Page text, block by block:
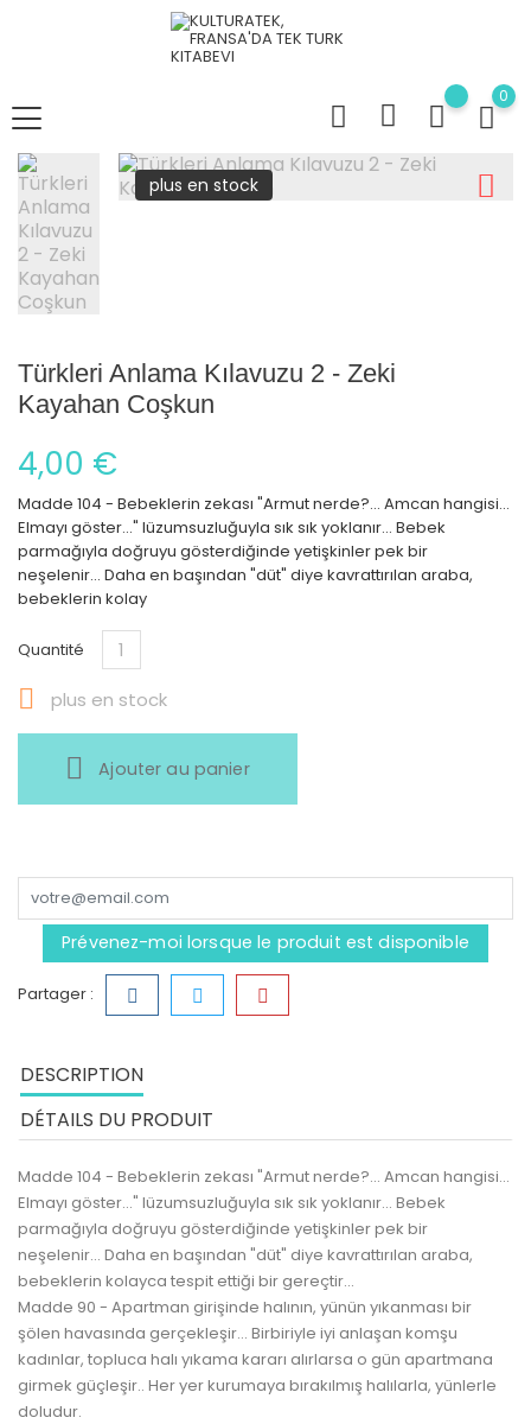
0
plus en stock
Türkleri Anlama Kılavuzu 2 - Zeki
Kayahan Coşkun
4,00 €
Madde 104 - Bebeklerin zekası "Armut nerde?... Amcan hangisi...
Elmayı göster..." lüzumsuzluğuyla sık sık yoklanır... Bebek
parmağıyla doğruyu gösterdiğinde yetişkinler pek bir
neşelenir... Daha en başından "düt" diye kavrattırılan araba,
bebeklerin kolay
Quantité
 plus en stock
Ajouter au panier
Prévenez-moi lorsque le produit est disponible
Partager :
DESCRIPTION
DÉTAILS DU PRODUIT
Madde 104 - Bebeklerin zekası "Armut nerde?... Amcan hangisi...
Elmayı göster..." lüzumsuzluğuyla sık sık yoklanır... Bebek
parmağıyla doğruyu gösterdiğinde yetişkinler pek bir
neşelenir... Daha en başından "düt" diye kavrattırılan araba,
bebeklerin kolayca tespit ettiği bir gereçtir...
Madde 90 - Apartman girişinde halının, yünün yıkanması bir
şölen havasında gerçekleşir... Birbiriyle iyi anlaşan komşu
kadınlar, topluca halı yıkama kararı alırlarsa o gün apartmana
girmek güçleşir.. Her yer kurumaya bırakılmış halılarla, yünlerle
doludur.